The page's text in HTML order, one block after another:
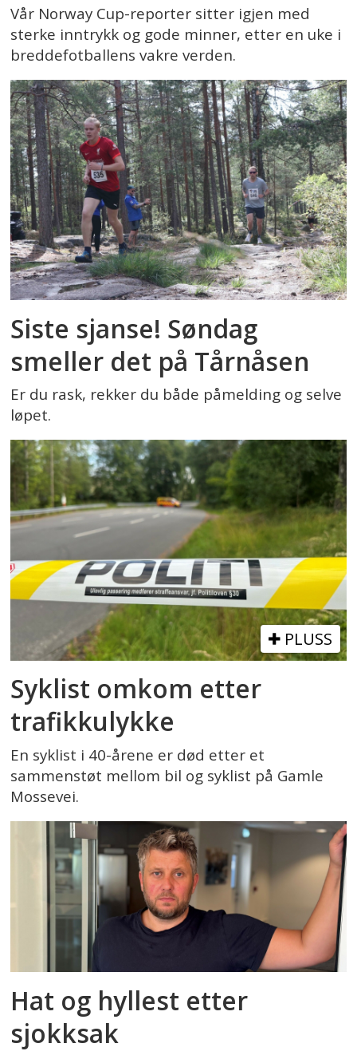
Vår Norway Cup-reporter sitter igjen med
sterke inntrykk og gode minner, etter en uke i
breddefotballens vakre verden.
Siste sjanse! Søndag
smeller det på Tårnåsen
Er du rask, rekker du både påmelding og selve
løpet.
PLUSS
Syklist omkom etter
trafikkulykke
En syklist i 40-årene er død etter et
sammenstøt mellom bil og syklist på Gamle
Mossevei.
Hat og hyllest etter
sjokksak